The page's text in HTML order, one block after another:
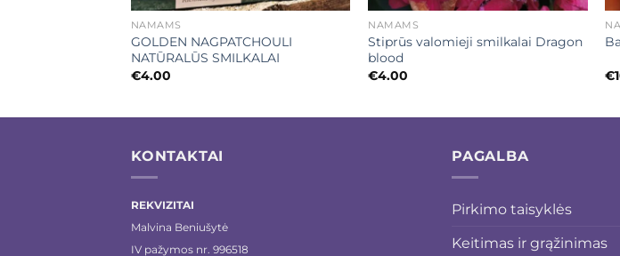
NAMAMS
GOLDEN NAGPATCHOULI
NATŪRALŪS SMILKALAI
€4.00
NAMAMS
Stiprūs valomieji smilkalai Dragon
blood
€4.00 €
KONTAKTAI
REKVIZITAI
Malvina Beniušytė
IV pažymos nr. 996518
PAGALBA
Pirkimo taisyklės
Keitimas ir grąžinimas